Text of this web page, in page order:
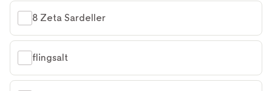
8 Zeta Sardeller
flingsalt